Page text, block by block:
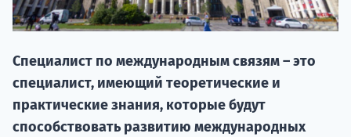
Специалист по международным связям – это
специалист, имеющий теоретические и
практические знания, которые будут
способствовать развитию международных